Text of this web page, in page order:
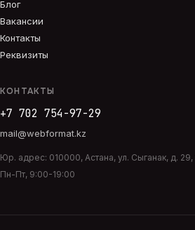
Блог
Вакансии
Контакты
Реквизиты
КОНТАКТЫ
+7 702 754-97-29
mail@webformat.kz
Юр. адрес: 010000, Астана, ул. Сыганак, д.
Пн-Пт, 9:00-19:00